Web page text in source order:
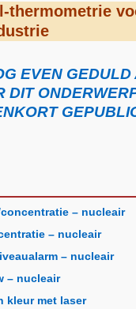
thermometrie
EVEN GEDULD
DIT
– nucleair
– nucleair
– nucleair
– nucleair
kleur met laser